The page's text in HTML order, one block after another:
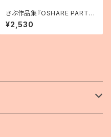
さぶ作品集『OSHARE PARTN
ER Collection of Works』
¥2,530